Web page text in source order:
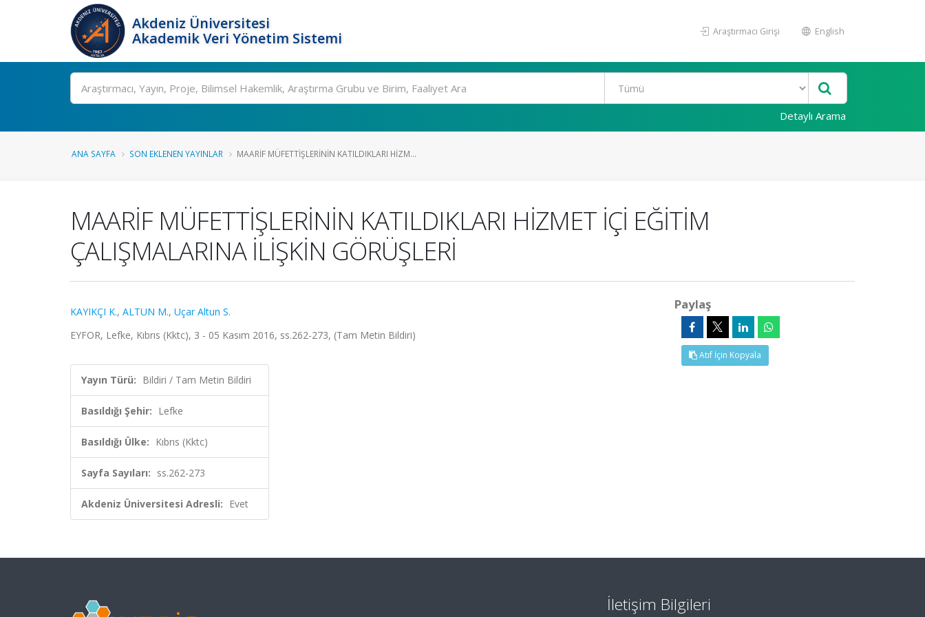
Akdeniz Üniversitesi
Akademik Veri Yönetim Sistemi
Araştırmacı Girişi English
Ara
Detaylı Arama
ANA SAYFA SON EKLENEN YAYINLAR MAARİF MÜFETTİŞLERİNİN KATILDIKLARI HİZM...
MAARİF MÜFETTİŞLERİNİN KATILDIKLARI HİZMET İÇİ EĞİTİM
ÇALIŞMALARINA İLİŞKİN GÖRÜŞLERİ
KAYIKÇI K., ALTUN M., Uçar Altun S.
EYFOR, Lefke, Kıbrıs (Kktc), 3 - 05 Kasım 2016, ss.262-273, (Tam Metin Bildiri)
Yayın Türü: Bildiri / Tam Metin Bildiri
Basıldığı Şehir: Lefke
Basıldığı Ülke: Kıbrıs (Kktc)
Sayfa Sayıları: ss.262-273
Akdeniz Üniversitesi Adresli: Evet
Paylaş
Atıf İçin Kopyala
İletişim Bilgileri